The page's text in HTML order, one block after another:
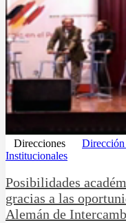
Direcciones
Dirección
Institucionales
Posibilidades
gracias a las
Alemán de